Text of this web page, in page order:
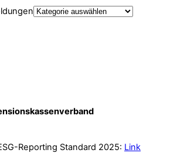
Reporting Standard 2025: Link